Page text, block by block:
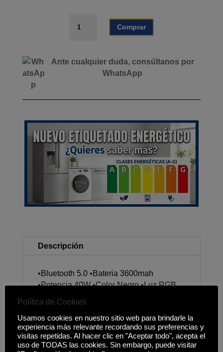
BLUETOOTH
MANDO
XOF48
XO
cantidad
Comprar
Ante cualquier duda, consúltanos por
WhatsApp
Descripción
•Bluetooth 5.0 •Bateria 3600mah
•Potencia 40W •Color Negro •Luz RGB
Productos relacionados
Política de Cookies
Usamos cookies en nuestro sitio web para brindarle la
experiencia más relevante recordando sus preferencias y
visitas repetidas. Al hacer clic en "Aceptar todo", acepta el
uso de TODAS las cookies. Sin embargo, puede visitar